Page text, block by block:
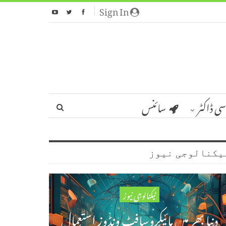
Sign In
ڈاکٹر سائنس
نیوز
ٹیکنالوجی نیوز
دنیا بھر میں مائیکروسافٹ ونڈوز استعمال